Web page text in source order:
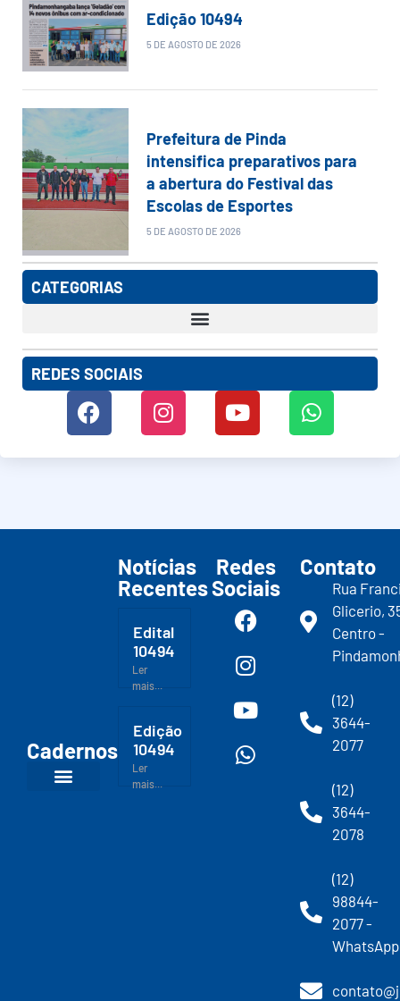
Edição 10494
5 DE AGOSTO DE 2026
Prefeitura de Pinda
intensifica preparativos para
a abertura do Festival das
Escolas de Esportes
5 DE AGOSTO DE 2026
CATEGORIAS
REDES SOCIAIS
Cadernos
Notícias
Recentes
Edital
10494
Ler
mais...
Edição
10494
Ler
mais...
Redes
Sociais
Contato
Rua
Glicerio,
Centro -
(12)
3644-
2077
(12)
3644-
2078
(12)
98844-
2077 -
WhatsApp